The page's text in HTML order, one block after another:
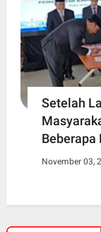
Setelah
Beberapa
November 03,